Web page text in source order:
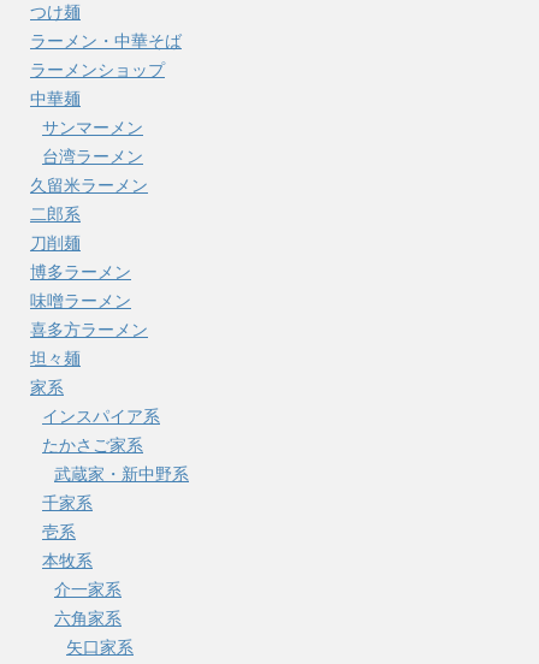
つけ麺
ラーメン・中華そば
ラーメンショップ
中華麺
サンマーメン
台湾ラーメン
久留米ラーメン
二郎系
刀削麺
博多ラーメン
味噌ラーメン
喜多方ラーメン
坦々麺
家系
インスパイア系
たかさご家系
武蔵家・新中野系
千家系
壱系
本牧系
介一家系
六角家系
矢口家系